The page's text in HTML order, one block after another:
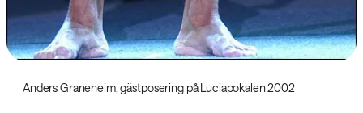
Anders Graneheim, gästposering på Luciapokalen 2002